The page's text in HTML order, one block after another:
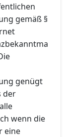
gemäß §
genügt
der
wenn die
eine